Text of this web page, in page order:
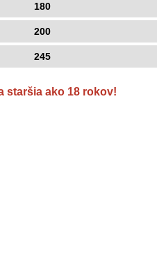
180
200
245
staršia ako 18 rokov!